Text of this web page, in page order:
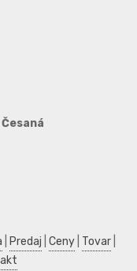
Predaj Ceny Tovar